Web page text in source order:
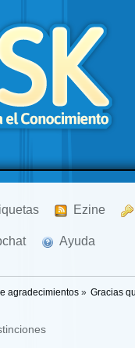
Ezine
Ayuda
agradecimientos» Gracias